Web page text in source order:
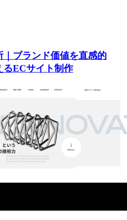
ブランド価値を直感的
るECサイト制作